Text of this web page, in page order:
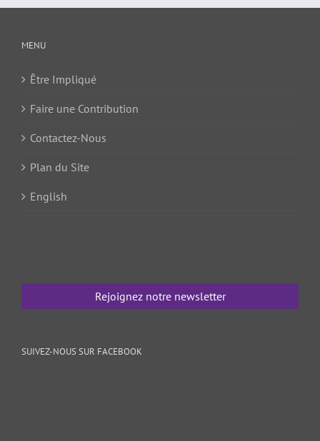
MENU
Être Impliqué
Faire une Contribution
Contactez-Nous
Plan du Site
English
Rejoignez notre newsletter
SUIVEZ-NOUS SUR FACEBOOK